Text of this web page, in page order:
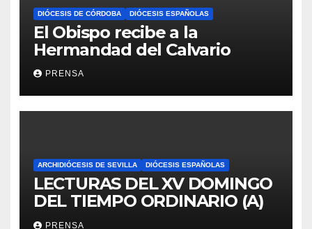
DIÓCESIS DE CÓRDOBA DIÓCESIS ESPAÑOLAS
El Obispo recibe a la
Hermandad del Calvario
PRENSA
ARCHIDIÓCESIS DE SEVILLA DIÓCESIS ESPAÑOLAS
LECTURAS DEL XV DOMINGO
DEL TIEMPO ORDINARIO (A)
PRENSA